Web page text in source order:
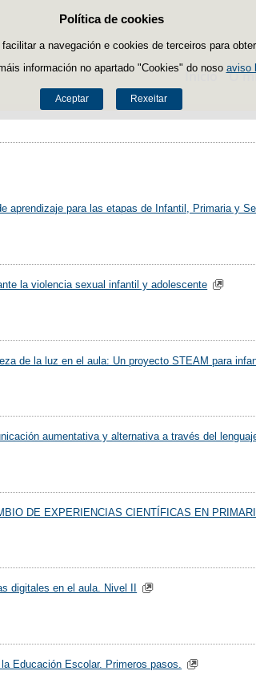
Política de cookies
a navegación e cookies de terceiros para
información no apartado "Cookies" do noso aviso
Aceptar Rexeitar
Saltar ao contido
Inicio O
aprendizaje para las etapas de Infantil, Primaria y
la violencia sexual infantil y adolescente
de la luz en el aula: Un proyecto STEAM para
aumentativa y alternativa a través del
DE EXPERIENCIAS CIENTÍFICAS EN
digitales en el aula. Nivel II
Educación Escolar. Primeros pasos.